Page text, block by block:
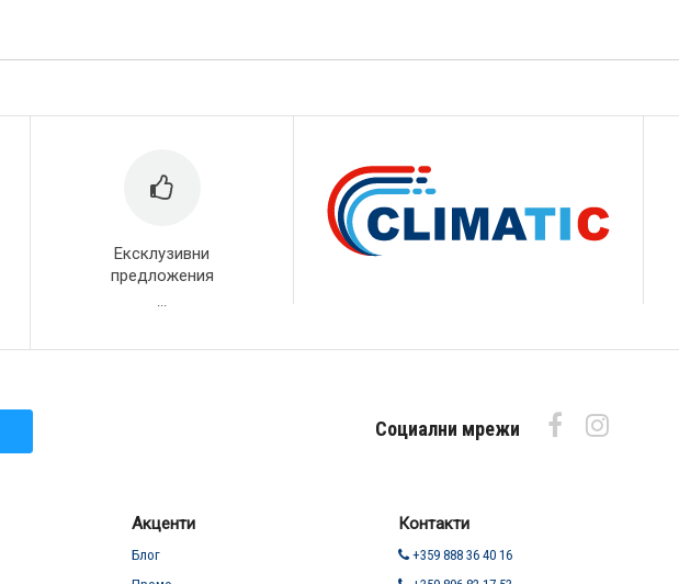
Ексклузивни
предложения
Социални мрежи
Акценти
Блог
Контакти
+359 888 36 40 16